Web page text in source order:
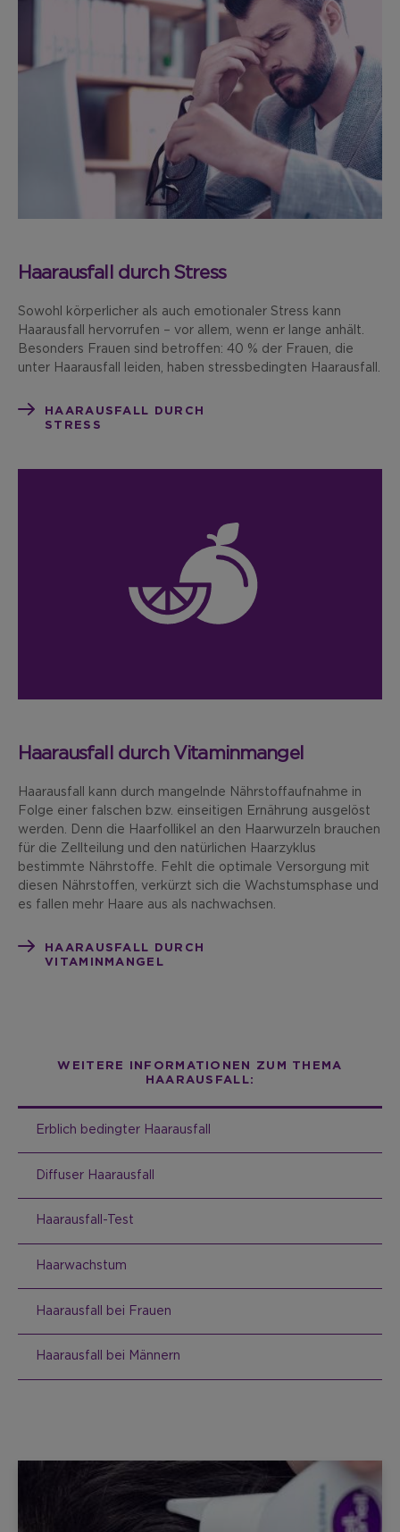
Haarausfall durch Stress
Sowohl körperlicher als auch emotionaler Stress kann
Haarausfall hervorrufen – vor allem, wenn er lange anhält.
Besonders Frauen sind betroffen: 40 % der Frauen, die
unter Haarausfall leiden, haben stressbedingten Haarausfall.
HAARAUSFALL DURCH
STRESS
Haarausfall durch Vitaminmangel
Haarausfall kann durch mangelnde Nährstoffaufnahme in
Folge einer falschen bzw. einseitigen Ernährung ausgelöst
werden. Denn die Haarfollikel an den Haarwurzeln brauchen
für die Zellteilung und den natürlichen Haarzyklus
bestimmte Nährstoffe. Fehlt die optimale Versorgung mit
diesen Nährstoffen, verkürzt sich die Wachstumsphase und
es fallen mehr Haare aus als nachwachsen.
HAARAUSFALL DURCH
VITAMINMANGEL
WEITERE INFORMATIONEN ZUM THEMA
HAARAUSFALL:
Erblich bedingter Haarausfall
Diffuser Haarausfall
Haarausfall-Test
Haarwachstum
Haarausfall bei Frauen
Haarausfall bei Männern